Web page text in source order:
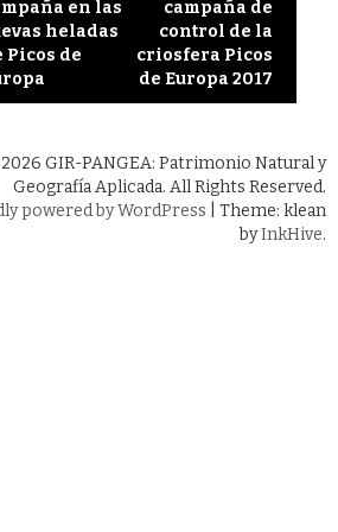
en las
heladas
Picos de
campaña de
control de la
criosfera Picos
de Europa 2017
GIR-PANGEA: Patrimonio Natural y
Geografía Aplicada. All Rights Reserved.
powered by WordPress
Theme: klean
byInkHive.